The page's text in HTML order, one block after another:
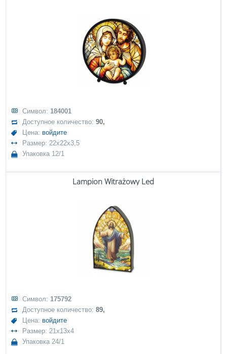
Символ: 184001
Доступное количество:90,
Цена: войдите
Размер: 22x22x3,5
Упаковка 12/1
Lampion Witrażowy Led
Символ: 175792
Доступное количество:89,
Цена: войдите
Размер: 21x13x4
Упаковка 24/1